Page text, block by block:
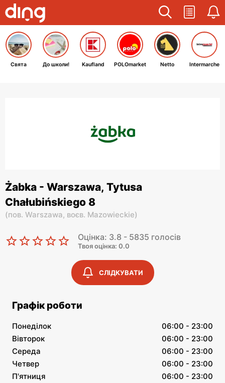
Свята До школи! Kaufland POLOmarket Netto Intermarche
Żabka - Warszawa, Tytusa
Chałubińskiego 8
(пов. Warszawa, воєв. Mazowieckie)
Оцінка: 3.8 - 5835 голосів
Твоя оцінка: 0.0
СЛІДКУВАТИ
Графік роботи
Понеділок
06:00 - 23:00
Вівторок
06:00 - 23:00
Середа
06:00 - 23:00
Четвер
06:00 - 23:00
П'ятниця
06:00 - 23:00